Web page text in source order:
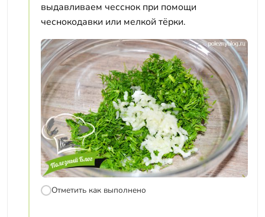
выдавливаем чесснок при помощи
чеснокодавки или мелкой тёрки.
Отметить как выполнено